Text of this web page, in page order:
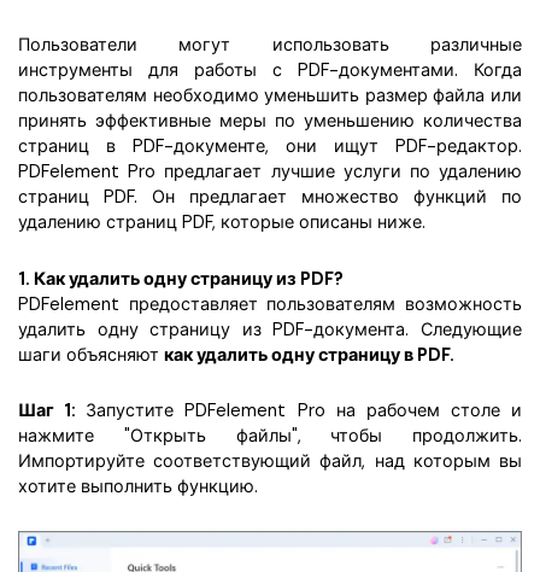
Пользователи могут использовать различные
инструменты для работы с PDF-документами. Когда
пользователям необходимо уменьшить размер файла или
принять эффективные меры по уменьшению количества
страниц в PDF-документе, они ищут PDF-редактор.
PDFelement Pro предлагает лучшие услуги по удалению
страниц PDF. Он предлагает множество функций по
удалению страниц PDF, которые описаны ниже.
1. Как удалить одну страницу из PDF?
PDFelement предоставляет пользователям возможность
удалить одну страницу из PDF-документа. Следующие
шаги объясняют как удалить одну страницу в PDF.
Шаг 1: Запустите PDFelement Pro на рабочем столе и
нажмите "Открыть файлы", чтобы продолжить.
Импортируйте соответствующий файл, над которым вы
хотите выполнить функцию.